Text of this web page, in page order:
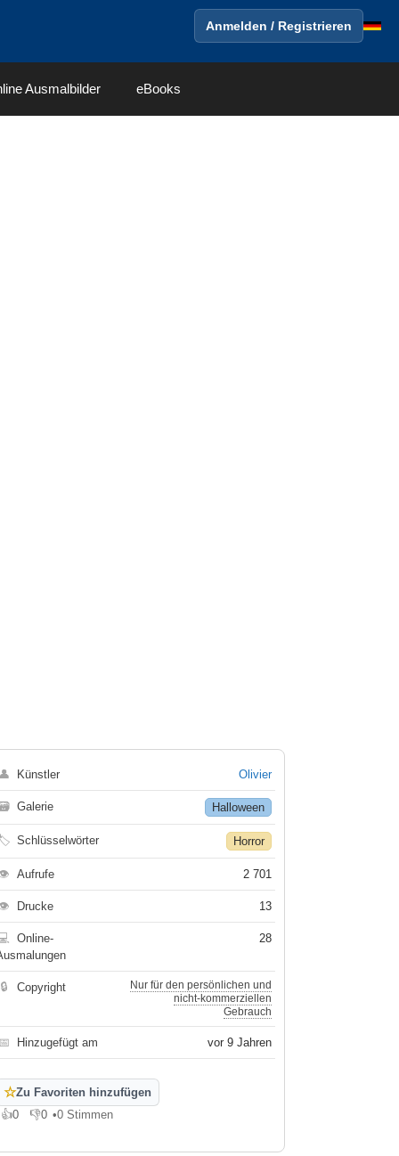
Anmelden / Registrieren
Ausmalbilder eBooks
Künstler Olivier
Galerie Halloween
Schlüsselwörter Horror
Aufrufe 2 701
Drucke 13
Online-
28
🔒 Copyright
Nur für den persönlichen und
nicht-kommerziellen
Gebrauch
Hinzugefügt am vor 9 Jahren
☆Zu Favoriten hinzufügen
👍0
Gefällt mir
👎0
Gefällt mir nicht
•0 Stimmen